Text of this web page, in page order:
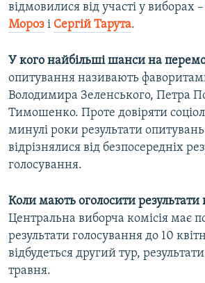
відмовилися від участі у виборах –
Мороз і Сергій Тарута.
У кого найбільші шанси на
опитування називають
Володимира Зеленського, Петра
Тимошенко. Проте довіряти
минулі роки результати опитувань
відрізнялися від безпосередніх
голосування.
Коли мають оголосити результати
Центральна виборча комісія має
результати голосування до 10
відбудеться другий тур,
травня.